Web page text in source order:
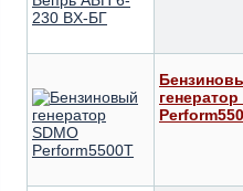
генератор